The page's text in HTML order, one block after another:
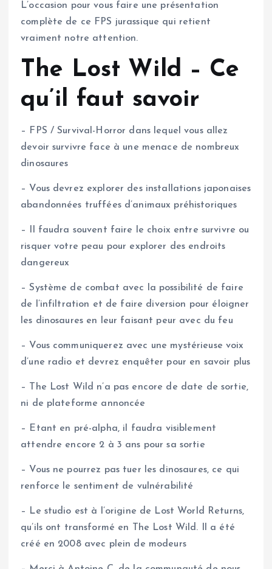
L’occasion pour vous faire une présentation
complète de ce FPS jurassique qui retient
vraiment notre attention.
The Lost Wild – Ce
qu’il faut savoir
– FPS / Survival-Horror dans lequel vous allez
devoir survivre face à une menace de nombreux
dinosaures
– Vous devrez explorer des installations japonaises
abandonnées truffées d’animaux préhistoriques
– Il faudra souvent faire le choix entre survivre ou
risquer votre peau pour explorer des endroits
dangereux
– Système de combat avec la possibilité de faire
de l’infiltration et de faire diversion pour éloigner
les dinosaures en leur faisant peur avec du feu
– Vous communiquerez avec une mystérieuse voix
d’une radio et devrez enquêter pour en savoir plus
– The Lost Wild n’a pas encore de date de sortie,
ni de plateforme annoncée
– Etant en pré-alpha, il faudra visiblement
attendre encore 2 à 3 ans pour sa sortie
– Vous ne pourrez pas tuer les dinosaures, ce qui
renforce le sentiment de vulnérabilité
– Le studio est à l’origine de Lost World Returns,
qu’ils ont transformé en The Lost Wild. Il a été
créé en 2008 avec plein de modeurs